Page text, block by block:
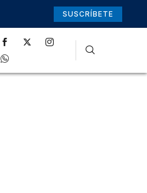
SUSCRÍBETE